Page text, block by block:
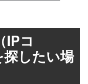
IPコ
したい場